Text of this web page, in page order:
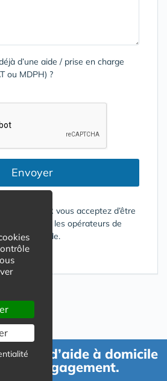
d’une aide / prise en charge
ou MDPH) ?
Envoyer
ENVOYER vous acceptez d’être
par les opérateurs de
demande.
devis d’aide à domicile
engagement.